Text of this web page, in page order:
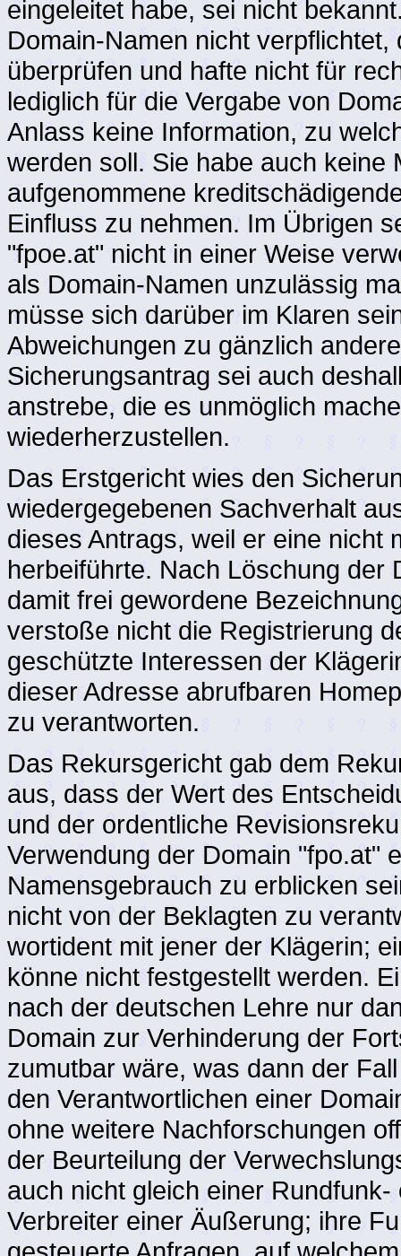
eingeleitet habe, sei nicht
Domain-Namen nicht
überprüfen und hafte nicht für
lediglich für die Vergabe von
Anlass keine Information, zu
werden soll. Sie habe auch keine
aufgenommene
Einfluss zu nehmen. Im Übrigen
"fpoe.at" nicht in einer Weise
als Domain-Namen unzulässig
müsse sich darüber im Klaren
Abweichungen zu gänzlich
Sicherungsantrag sei auch
anstrebe, die es unmöglich
wiederherzustellen.
Das Erstgericht wies den
wiedergegebenen Sachverhalt
dieses Antrags, weil er eine nicht
herbeiführte. Nach Löschung der
damit frei gewordene
verstoße nicht die Registrierung
geschützte Interessen der
dieser Adresse abrufbaren
zu verantworten.
Das Rekursgericht gab dem
aus, dass der Wert des
und der ordentliche
Verwendung der Domain "fpo.at"
Namensgebrauch zu erblicken
nicht von der Beklagten zu
wortident mit jener der Klägerin;
könne nicht festgestellt werden.
nach der deutschen Lehre nur
Domain zur Verhinderung der
zumutbar wäre, was dann der
den Verantwortlichen einer
ohne weitere Nachforschungen
der Beurteilung der
auch nicht gleich einer
Verbreiter einer Äußerung; ihre